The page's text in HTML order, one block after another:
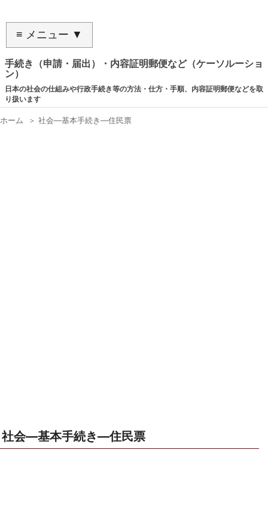
≡ メニュー ▼
手続き（申請・届出）・内容証明郵便など（ケーソルーショ
ン）
日本の社会の仕組みや行政手続き等の方法・仕方・手順、内容証明郵便などを取
り扱います
ホーム ＞ 社会―基本手続き―住民票
社会―基本手続き―住民票